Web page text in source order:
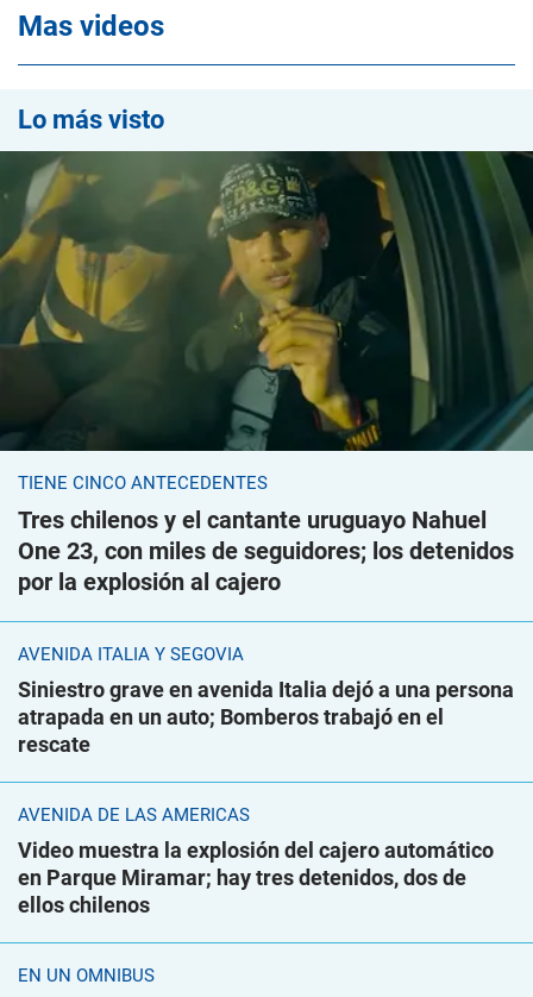
Mas videos
Lo más visto
TIENE CINCO ANTECEDENTES
Tres chilenos y el cantante uruguayo Nahuel
One 23, con miles de seguidores; los detenidos
por la explosión al cajero
AVENIDA ITALIA Y SEGOVIA
Siniestro grave en avenida Italia dejó a una persona
atrapada en un auto; Bomberos trabajó en el
rescate
AVENIDA DE LAS AMÉRICAS
Video muestra la explosión del cajero automático
en Parque Miramar; hay tres detenidos, dos de
ellos chilenos
EN UN ÓMNIBUS